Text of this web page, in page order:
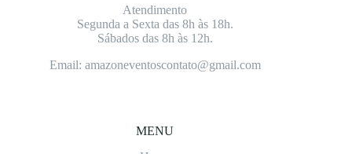
Atendimento
Segunda a Sexta das 8h às 18h.
Sábados das 8h às 12h.
Email: amazoneventoscontato@gmail.com
MENU